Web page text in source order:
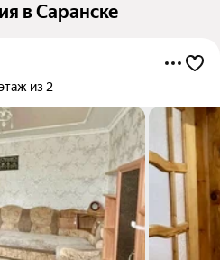
в Саранске
из 2